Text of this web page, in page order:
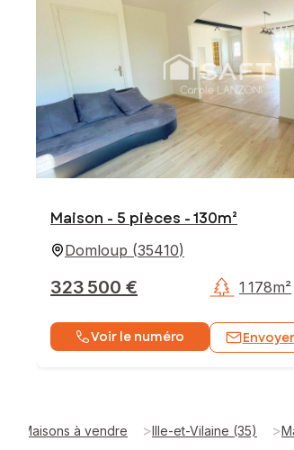
Maison - 5 pièces - 130m²
Domloup (35410)
323 500 € 1 178m²
Voir le numéro
Maisons à vendre >Ille-et-Vilaine (35) >